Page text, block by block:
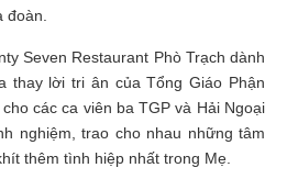
Seven Restaurant Phò Trạch dành
thay lời tri ân của Tổng Giáo Phận
các ca viên ba TGP và Hải Ngoại
nghiệm, trao cho nhau những tâm
thêm tình hiệp nhất trong Mẹ.